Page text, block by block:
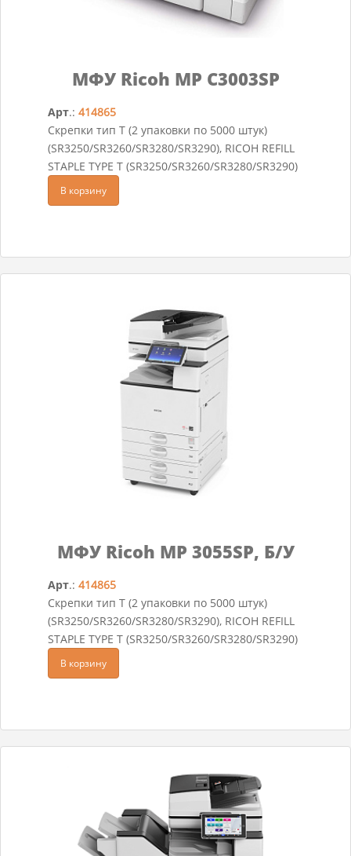
МФУ Ricoh MP C3003SP
Арт.: 414865
Скрепки тип T (2 упаковки по 5000 штук)
(SR3250/SR3260/SR3280/SR3290), RICOH REFILL
STAPLE TYPE T (SR3250/SR3260/SR3280/SR3290)
В корзину
МФУ Ricoh MP 3055SP, Б/У
Арт.: 414865
Скрепки тип T (2 упаковки по 5000 штук)
(SR3250/SR3260/SR3280/SR3290), RICOH REFILL
STAPLE TYPE T (SR3250/SR3260/SR3280/SR3290)
В корзину